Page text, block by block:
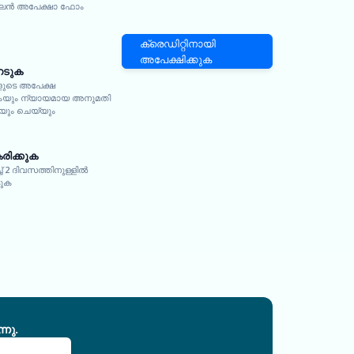
അപേക്ഷാ ഫോം
അപേക്ഷ
ന്യായമായ അനുമതി
ചെയ്യും
2 ദിവസത്തിനുള്ളിൽ
ക്രെഡിറ്റിനായി
അപേക്ഷിക്കുക